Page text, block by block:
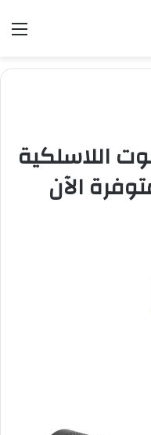
اللاسلكية
الآن